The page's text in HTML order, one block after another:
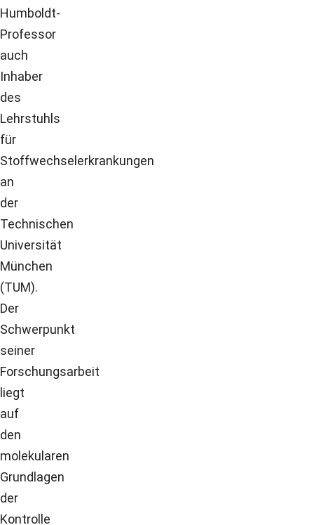
Humboldt-
Professor
auch
Inhaber
des
Lehrstuhls
für
Stoffwechselerkrankungen
an
der
Technischen
Universität
München
(TUM).
Der
Schwerpunkt
seiner
Forschungsarbeit
liegt
auf
den
molekularen
Grundlagen
der
Kontrolle